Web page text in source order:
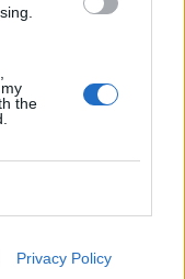
the
Privacy Policy
helyet!